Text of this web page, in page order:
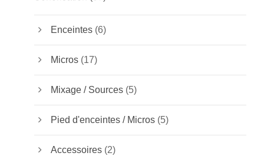
Enceintes (6)
Micros (17)
Mixage / Sources (5)
Pied d'enceintes / Micros (5)
Accessoires (2)